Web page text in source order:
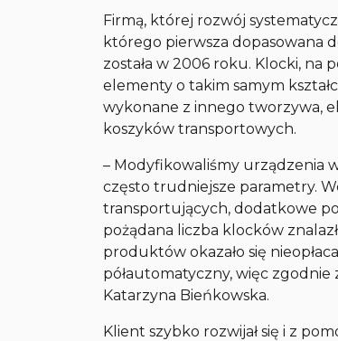
Firmą, której rozwój
którego pierwsza dopasowana
została w 2006 roku. Klocki, na
elementy o takim samym
wykonane z innego tworzywa,
koszyków transportowych.
– Modyfikowaliśmy urządzenia
często trudniejsze parametry.
transportujących, dodatkowe
pożądana liczba klocków
produktów okazało się
półautomatyczny, więc
Katarzyna Bieńkowska.
Klient szybko rozwijał się i z